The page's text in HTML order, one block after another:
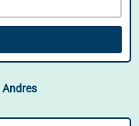
Andres